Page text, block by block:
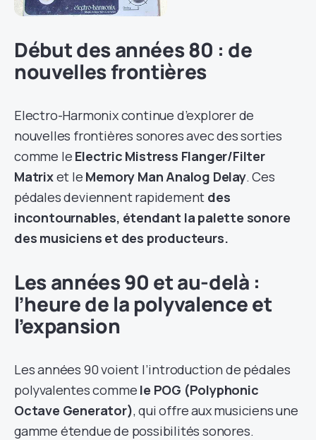
Début des années 80 : de
nouvelles frontières
Electro-Harmonix continue d’explorer de
nouvelles frontières sonores avec des sorties
comme le Electric Mistress Flanger/Filter
Matrixet le Memory Man Analog Delay. Ces
pédales deviennent rapidement des
incontournables, étendant la palette sonore
des musiciens et des producteurs.
Les années 90 et au-delà :
l’heure de la polyvalence et
l’expansion
Les années 90 voient l’introduction de pédales
polyvalentes comme le POG (Polyphonic
Octave Generator), qui offre aux musiciens une
gamme étendue de possibilités sonores.